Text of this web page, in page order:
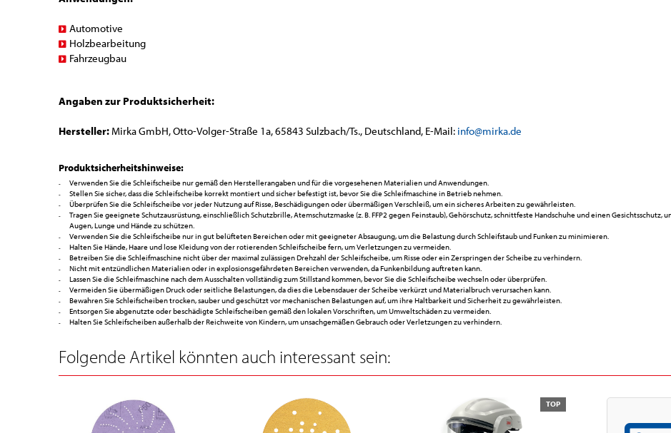
Automotive
Holzbearbeitung
Fahrzeugbau
Angaben zur Produktsicherheit:
Hersteller: Mirka GmbH, Otto-Volger-Straße 1a, 65843 Sulzbach/Ts., Deutschland, E-Mail: info@mirka.de
Produktsicherheitshinweise:
Verwenden Sie die Schleifscheibe nur gemäß den Herstellerangaben und für die vorgesehenen Materialien und Anwendungen.
Stellen Sie sicher, dass die Schleifscheibe korrekt montiert und sicher befestigt ist, bevor Sie die Schleifmaschine in Betrieb nehmen.
Überprüfen Sie die Schleifscheibe vor jeder Nutzung auf Risse, Beschädigungen oder übermäßigen Verschleiß, um ein sicheres Arbeiten zu gewährleisten.
Tragen Sie geeignete Schutzausrüstung, einschließlich Schutzbrille, Atemschutzmaske (z. B. FFP2 gegen Feinstaub), Gehörschutz, schnittfeste Handschuhe und einen Gesichtsschutz,
Augen, Lunge und Hände zu schützen.
Verwenden Sie die Schleifscheibe nur in gut belüfteten Bereichen oder mit geeigneter Absaugung, um die Belastung durch Schleifstaub und Funken zu minimieren.
Halten Sie Hände, Haare und lose Kleidung von der rotierenden Schleifscheibe fern, um Verletzungen zu vermeiden.
Betreiben Sie die Schleifmaschine nicht über der maximal zulässigen Drehzahl der Schleifscheibe, um Risse oder ein Zerspringen der Scheibe zu verhindern.
Nicht mit entzündlichen Materialien oder in explosionsgefährdeten Bereichen verwenden, da Funkenbildung auftreten kann.
Lassen Sie die Schleifmaschine nach dem Ausschalten vollständig zum Stillstand kommen, bevor Sie die Schleifscheibe wechseln oder überprüfen.
Vermeiden Sie übermäßigen Druck oder seitliche Belastungen, da dies die Lebensdauer der Scheibe verkürzt und Materialbruch verursachen kann.
Bewahren Sie Schleifscheiben trocken, sauber und geschützt vor mechanischen Belastungen auf, um ihre Haltbarkeit und Sicherheit zu gewährleisten.
Entsorgen Sie abgenutzte oder beschädigte Schleifscheiben gemäß den lokalen Vorschriften, um Umweltschäden zu vermeiden.
Halten Sie Schleifscheiben außerhalb der Reichweite von Kindern, um unsachgemäßen Gebrauch oder Verletzungen zu verhindern.
Folgende Artikel könnten auch interessant sein:
TOP